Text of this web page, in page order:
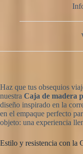
Haz que tus obsequios
nuestra Caja de madera
diseño inspirado en la
en el empaque perfecto
objeto: una experiencia
Estilo y resistencia con la